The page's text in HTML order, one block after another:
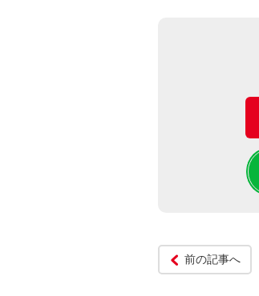
前の記事へ